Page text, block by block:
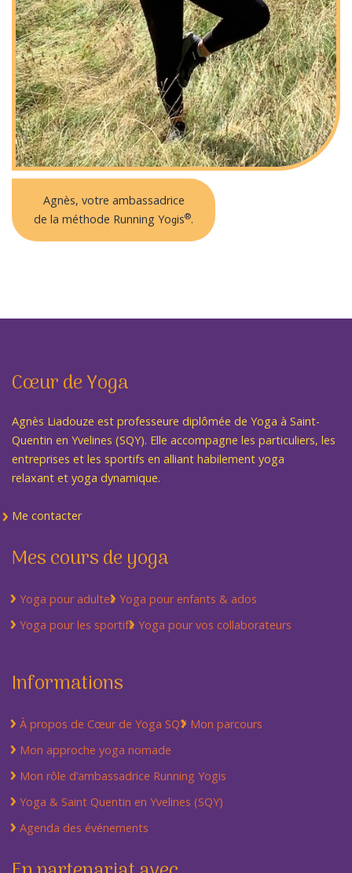
Agnès, votre ambassadrice
de la méthode Running Yogis®.
Cœur de Yoga
Agnès Liadouze est professeure diplômée de Yoga à Saint-
Quentin en Yvelines (SQY). Elle accompagne les particuliers, les
entreprises et les sportifs en alliant habilement yoga
relaxant et yoga dynamique.
Me contacter
Mes cours de yoga
Yoga pour adultes Yoga pour enfants & ados
Yoga pour les sportifs Yoga pour vos collaborateurs
Informations
À propos de Cœur de Yoga SQY Mon parcours
Mon approche yoga nomade
Mon rôle d’ambassadrice Running Yogis
Yoga & Saint Quentin en Yvelines (SQY)
Agenda des événements